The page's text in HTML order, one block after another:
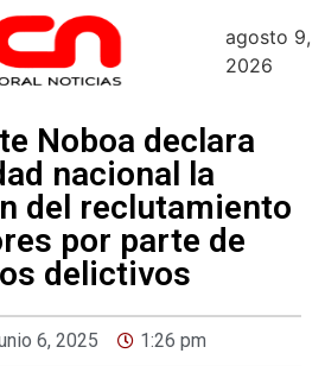
agosto 9,
2026
Noboa declara
nacional la
del reclutamiento
por parte de
delictivos
6, 2025 1:26 pm